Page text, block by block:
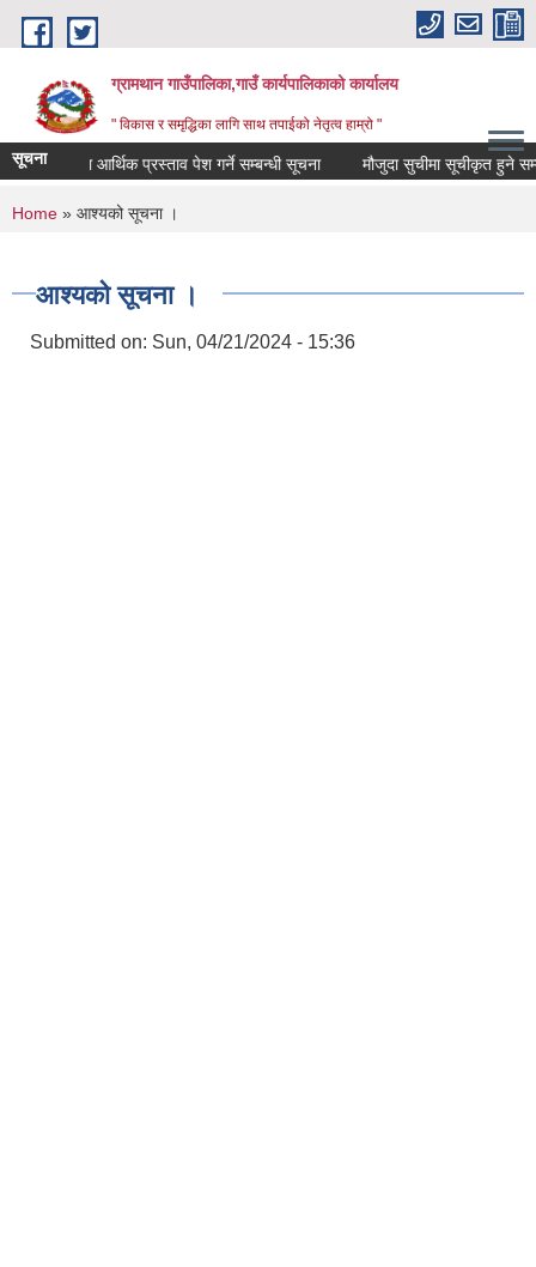
Skip to main content
ग्रामथान गाउँपालिका,गाउँ कार्यपालिकाको कार्यालय
" विकास र समृद्धिका लागि साथ तपाईको नेतृत्व हाम्रो "
सूचनातथा आर्थिक प्रस्ताव पेश गर्ने सम्बन्धी सूचना मौजुदा सुचीमा सूचीकृत हुने
You are here
Home » आश्यको सूचना ।
आश्यको सूचना ।
Submitted on: Sun, 04/21/2024 - 15:36